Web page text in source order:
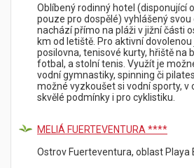
Oblíbený rodinný hotel (disponující
pouze pro dospělé) vyhlášený
nachází přímo na pláži v jižní části
km od letiště. Pro aktivní dovolenou
posilovna, tenisové kurty, hřiště na
fotbal, a stolní tenis. Využít je
vodní gymnastiky, spinning či
možné vyzkoušet si vodní sporty, v
skvělé podmínky i pro cyklistiku.
MELIÁ FUERTEVENTURA ****
Ostrov Fuerteventura, oblast Playa